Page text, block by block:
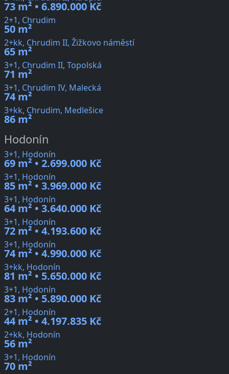
73 m² • 6.890.000 Kč
2+1, Chrudim
50 m²
2+kk, Chrudim II, Žižkovo náměstí
65 m²
3+1, Chrudim II, Topolská
71 m²
3+1, Chrudim IV, Malecká
74 m²
3+kk, Chrudim, Medlešice
86 m²
Hodonín
3+1, Hodonín
69 m² • 2.699.000 Kč
3+1, Hodonín
85 m² • 3.969.000 Kč
3+1, Hodonín
64 m² • 3.640.000 Kč
3+1, Hodonín
72 m² • 4.193.600 Kč
3+1, Hodonín
74 m² • 4.990.000 Kč
3+kk, Hodonín
81 m² • 5.650.000 Kč
3+1, Hodonín
83 m² • 5.890.000 Kč
2+1, Hodonín
44 m² • 4.197.835 Kč
2+kk, Hodonín
56 m²
3+1, Hodonín
70 m²